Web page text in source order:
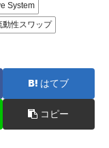
System
動性スワップ
はてブ
コピー